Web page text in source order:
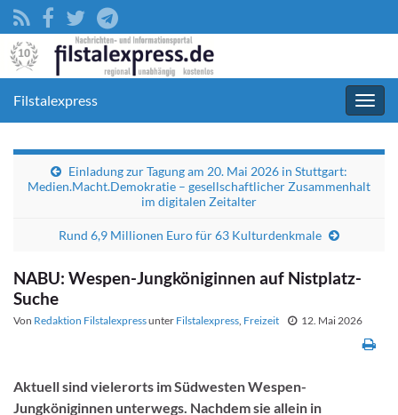
Filstalexpress
Einladung zur Tagung am 20. Mai 2026 in Stuttgart:
Medien.Macht.Demokratie – gesellschaftlicher Zusammenhalt
im digitalen Zeitalter
Rund 6,9 Millionen Euro für 63 Kulturdenkmale
NABU: Wespen-Jungköniginnen auf Nistplatz-
Suche
Von Redaktion Filstalexpressunter Filstalexpress, Freizeit 12. Mai 2026
Aktuell sind vielerorts im Südwesten Wespen-
Jungköniginnen unterwegs. Nachdem sie allein in